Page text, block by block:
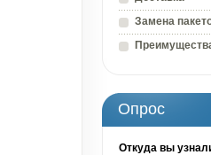
Замена
Опрос
Откуда вы